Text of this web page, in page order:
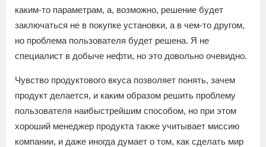
каким-то параметрам, а, возможно, решение будет
заключаться не в покупке установки, а в чем-то другом,
но проблема пользователя будет решена. Я не
специалист в добыче нефти, но это довольно очевидно.
Чувство продуктового вкуса позволяет понять, зачем
продукт делается, и каким образом решить проблему
пользователя наибыстрейшим способом, но при этом
хороший менеджер продукта также учитывает миссию
компании, и даже иногда думает о том, как сделать мир